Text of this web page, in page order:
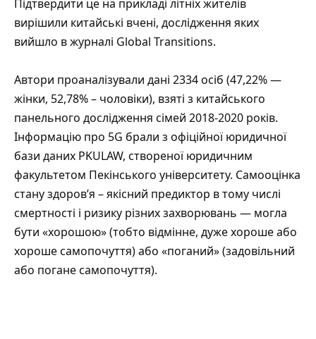
Підтвердити це на прикладі літніх жителів
вирішили китайські вчені, дослідження яких
вийшло в журналі Global Transitions.
Автори проаналізували дані 2334 осіб (47,22% —
жінки, 52,78% – чоловіки), взяті з китайського
панельного дослідження сімей 2018-2020 років.
Інформацію про 5G брали з офіційної юридичної
бази даних PKULAW, створеної юридичним
факультетом Пекінського університету. Самооцінка
стану здоров’я – якісний предиктор в тому числі
смертності і ризику різних захворювань — могла
бути «хорошою» (тобто відмінне, дуже хороше або
хороше самопочуття) або «поганий» (задовільний
або погане самопочуття).